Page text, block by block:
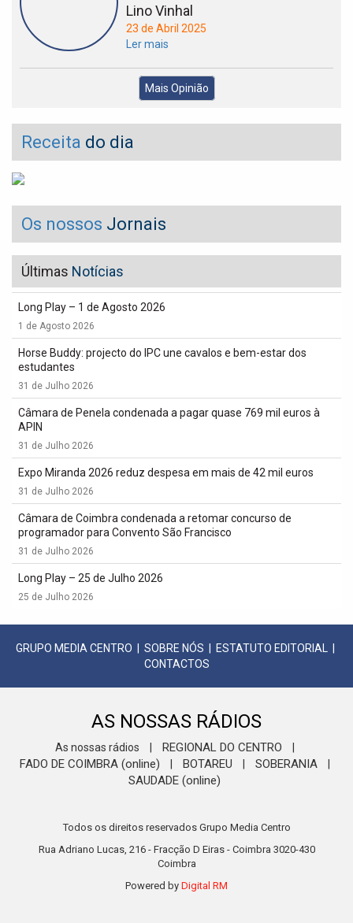
Lino Vinhal
23 de Abril 2025
Ler mais
Mais Opinião
Receita do dia
Os nossos Jornais
Últimas Notícias
Long Play – 1 de Agosto 2026
1 de Agosto 2026
Horse Buddy: projecto do IPC une cavalos e bem-estar dos
estudantes
31 de Julho 2026
Câmara de Penela condenada a pagar quase 769 mil euros à
APIN
31 de Julho 2026
Expo Miranda 2026 reduz despesa em mais de 42 mil euros
31 de Julho 2026
Câmara de Coimbra condenada a retomar concurso de
programador para Convento São Francisco
31 de Julho 2026
Long Play – 25 de Julho 2026
25 de Julho 2026
GRUPO MEDIA CENTRO SOBRE NÓS ESTATUTO EDITORIAL
CONTACTOS
AS NOSSAS RÁDIOS
As nossas rádios REGIONAL DO CENTRO
FADO DE COIMBRA (online) BOTAREU SOBERANIA
SAUDADE (online)
Todos os direitos reservados Grupo Media Centro
Rua Adriano Lucas, 216 - Fracção D Eiras - Coimbra 3020-430
Coimbra
Powered by Digital RM